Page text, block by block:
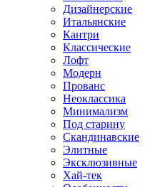
Дизайнерские
Итальянские
Кантри
Классические
Лофт
Модерн
Прованс
Неоклассика
Минимализм
Под старину
Скандинавские
Элитные
Эксклюзивные
Хай-тек